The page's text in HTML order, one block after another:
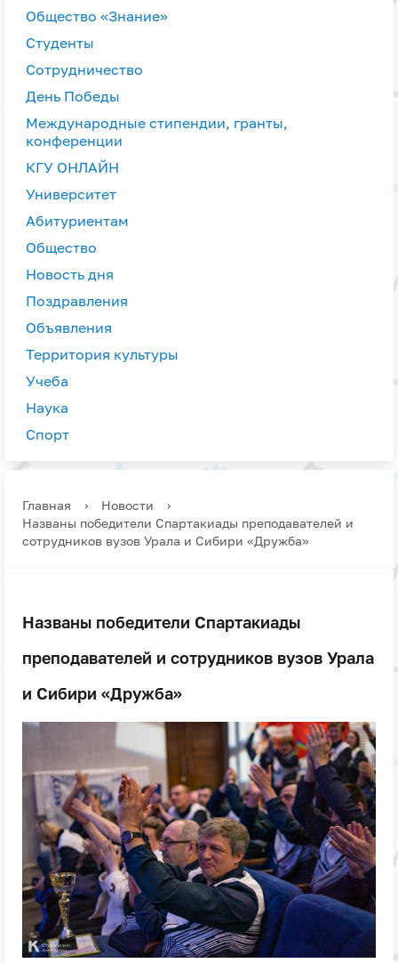
Общество «Знание»
Студенты
Сотрудничество
День Победы
Международные стипендии, гранты,
конференции
КГУ ОНЛАЙН
Университет
Абитуриентам
Общество
Новость дня
Поздравления
Объявления
Территория культуры
Учеба
Наука
Спорт
Главная › Новости
›
Названы победители Спартакиады преподавателей и
сотрудников вузов Урала и Сибири «Дружба»
Названы победители Спартакиады
преподавателей и сотрудников вузов Урала
и Сибири «Дружба»